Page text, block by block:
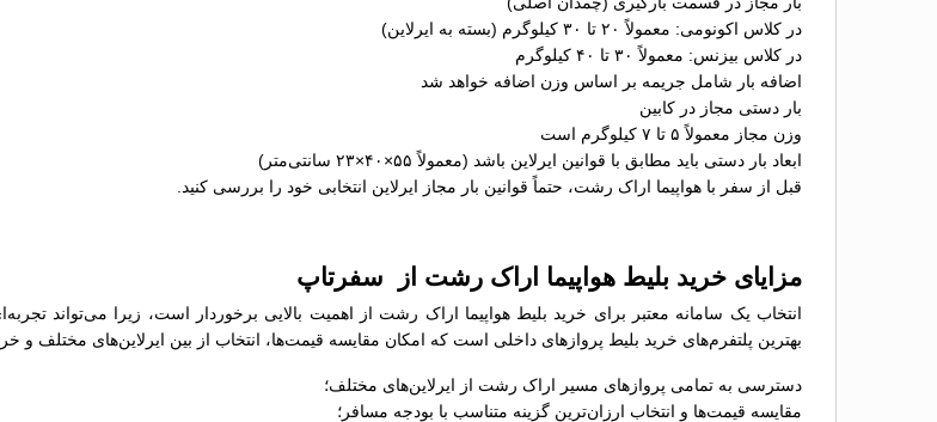
در کلاس اکونومی: معمولاً ۲۰ تا ۳۰ کیلوگرم (بسته به ایرلاین)
در کلاس بیزنس: معمولاً ۳۰ تا ۴۰ کیلوگرم
اضافه بار شامل جریمه بر اساس وزن اضافه خواهد شد
بار دستی مجاز در کابین
وزن مجاز معمولاً ۵ تا ۷ کیلوگرم است
ابعاد بار دستی باید مطابق با قوانین ایرلاین باشد (معمولاً ۵۵×۴۰×۲۳ سانتی‌متر)
قبل از سفر با هواپیما اراک رشت، حتماً قوانین بار مجاز ایرلاین انتخابی خود را بررسی کنید.
مزایای خرید بلیط هواپیما اراک رشت از سفرتاپ
انتخاب یک سامانه معتبر برای خرید بلیط هواپیما اراک رشت از اهمیت بالایی برخوردار است، زیرا می‌تواند
بهترین پلتفرم‌های خرید بلیط پروازهای داخلی است که امکان مقایسه قیمت‌ها، انتخاب از بین ایرلاین‌های مختلف و
دسترسی به تمامی پروازهای مسیر اراک رشت از ایرلاین‌های مختلف؛
مقایسه قیمت‌ها و انتخاب ارزان‌ترین گزینه متناسب با بودجه مسافر؛